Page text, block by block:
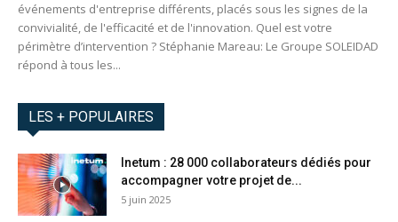
événements d'entreprise différents, placés sous les signes de la
convivialité, de l'efficacité et de l'innovation. Quel est votre
périmètre d’intervention ? Stéphanie Mareau: Le Groupe SOLEIDAD
répond à tous les...
LES + POPULAIRES
Inetum : 28 000 collaborateurs dédiés pour
accompagner votre projet de...
5 juin 2025